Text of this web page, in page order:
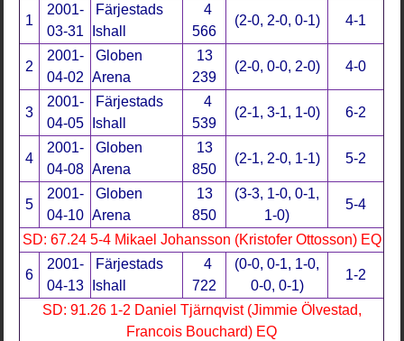
1
2001-
03-31
Färjestads
Ishall
4
566
(2-0, 2-0, 0-1) 4-1
2
2001-
04-02
Globen
Arena
13
239
(2-0, 0-0, 2-0) 4-0
3
2001-
04-05
Färjestads
Ishall
4
539
(2-1, 3-1, 1-0) 6-2
4
2001-
04-08
Globen
Arena
13
850
(2-1, 2-0, 1-1) 5-2
5
2001-
04-10
Globen
Arena
13
850
(3-3, 1-0, 0-1,
1-0)
5-4
SD: 67.24 5-4 Mikael Johansson (Kristofer Ottosson) EQ
6
2001-
04-13
Färjestads
Ishall
4
722
(0-0, 0-1, 1-0,
0-0, 0-1)
1-2
SD: 91.26 1-2 Daniel Tjärnqvist (Jimmie Ölvestad,
Francois Bouchard) EQ